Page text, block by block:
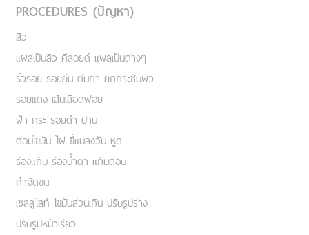
PROCEDURES (ปัญหา)
สิว
แผลเป็นสิว คีลอยด์ แผลเป็นต่างๆ
ริ้วรอย รอยย่น ตีนกา ยกกระชับผิว
รอยแดง เส้นเลือดฟอย
ฝ้า กระ รอยดำ ปาน
ต่อมไขมัน ไฝ ขี้แมลงวัน หูด
ร่องแก้ม ร่องน้ำตา แก้มตอบ
กำจัดขน
เชลลูไลท์ ไขมันส่วนเกิน ปรับรูปร่าง
ปรับรูปหน้าเรียว